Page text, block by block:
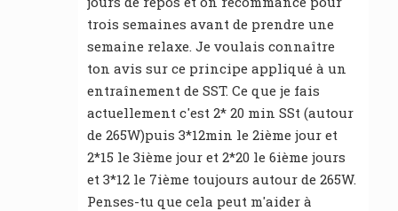
trois semaines avant de prendre une
semaine relaxe. Je voulais connaître
ton avis sur ce principe appliqué à un
entraînement de SST. Ce que je fais
actuellement c'est 2* 20 min SSt (autour
de 265W)puis 3*12min le 2ième jour et
2*15 le 3ième jour et 2*20 le 6ième jours
et 3*12 le 7ième toujours autour de 265W.
Penses-tu que cela peut m'aider à